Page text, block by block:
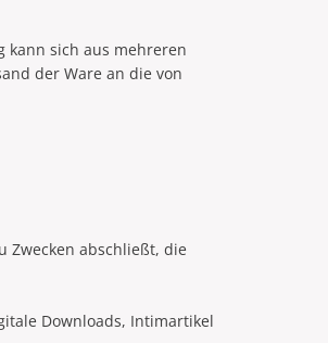
kann sich aus mehreren
der Ware an die von
Zwecken abschließt, die
Downloads, Intimartikel